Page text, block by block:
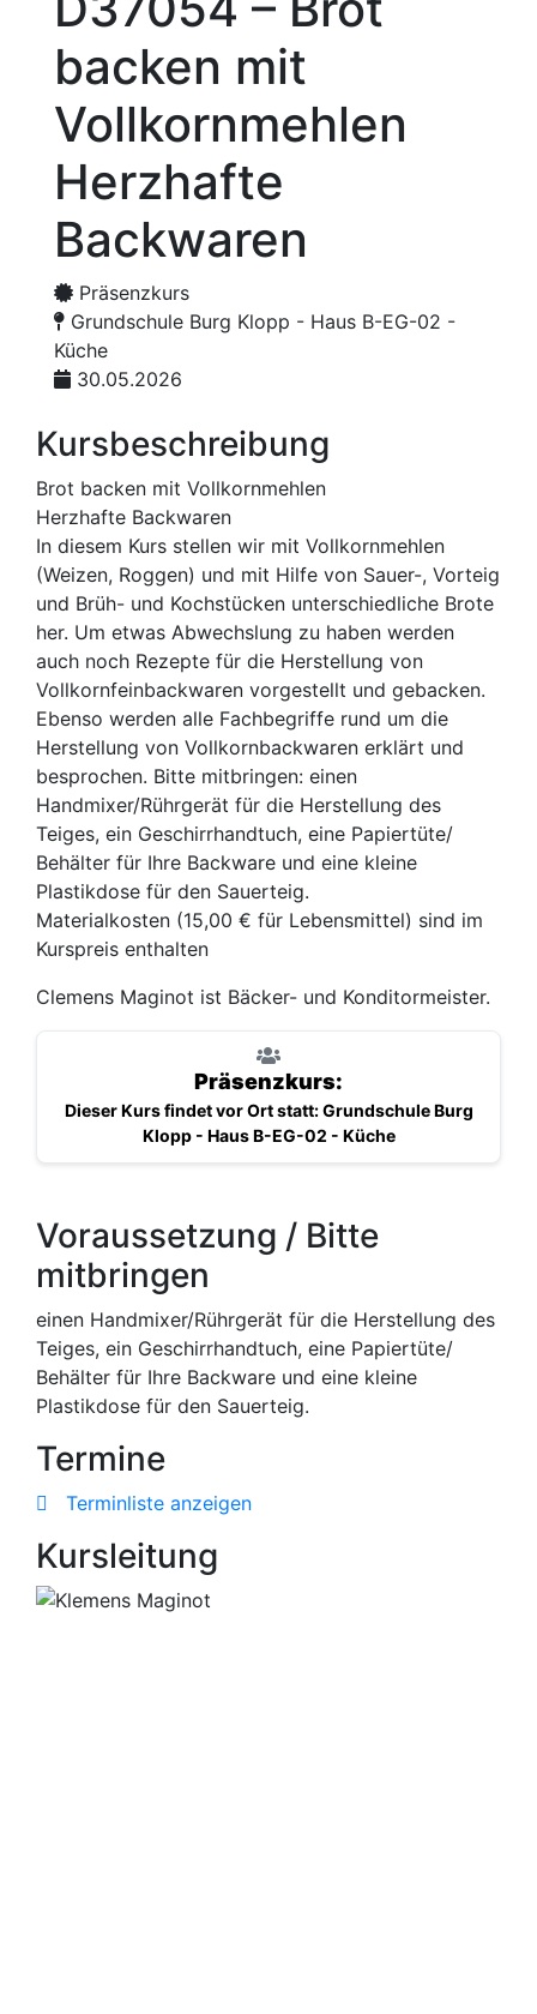
backen mit
Vollkornmehlen
Herzhafte
Backwaren
Präsenzkurs
Grundschule Burg Klopp - Haus B-EG-02 -
Küche
30.05.2026
Kursbeschreibung
Brot backen mit Vollkornmehlen
Herzhafte Backwaren
In diesem Kurs stellen wir mit Vollkornmehlen
(Weizen, Roggen) und mit Hilfe von Sauer-, Vorteig
und Brüh- und Kochstücken unterschiedliche Brote
her. Um etwas Abwechslung zu haben werden
auch noch Rezepte für die Herstellung von
Vollkornfeinbackwaren vorgestellt und gebacken.
Ebenso werden alle Fachbegriffe rund um die
Herstellung von Vollkornbackwaren erklärt und
besprochen. Bitte mitbringen: einen
Handmixer/Rührgerät für die Herstellung des
Teiges, ein Geschirrhandtuch, eine Papiertüte/
Behälter für Ihre Backware und eine kleine
Plastikdose für den Sauerteig.
Materialkosten (15,00 € für Lebensmittel) sind im
Kurspreis enthalten
Clemens Maginot ist Bäcker- und Konditormeister.
Präsenzkurs:
Dieser Kurs findet vor Ort statt: Grundschule Burg
Klopp - Haus B-EG-02 - Küche
Voraussetzung / Bitte
mitbringen
einen Handmixer/Rührgerät für die Herstellung des
Teiges, ein Geschirrhandtuch, eine Papiertüte/
Behälter für Ihre Backware und eine kleine
Plastikdose für den Sauerteig.
Termine
Terminliste anzeigen
Kursleitung